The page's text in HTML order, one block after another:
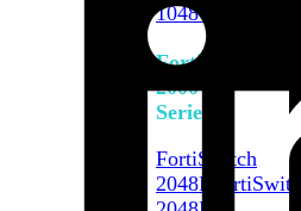
1048G
FortiSwitch
2000
Series
FortiSwitch
2048F
FortiSwitch